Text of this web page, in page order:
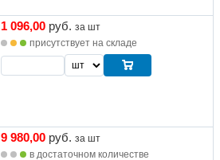
1 096,00 руб. за шт
присутствует на складе
9 980,00 руб. за шт
в достаточном количестве